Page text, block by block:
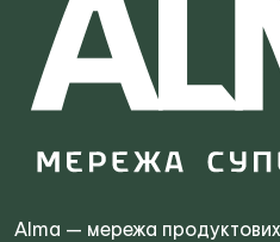
Alma — мережа продуктових